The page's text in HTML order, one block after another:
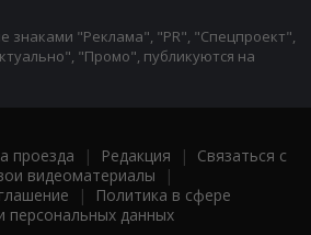
знаками "Реклама", "PR", "Спецпроект",
"Промо", публикуются на
проезда | Редакция | Связаться с
видеоматериалы |
|
Политика в сфере
персональных данных